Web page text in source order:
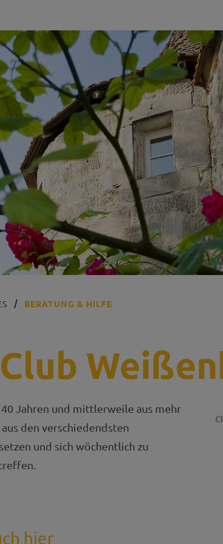
BERATUNG & HILFE
Jahren und mittlerweile aus mehr
den verschiedendsten
und sich wöchentlich zu
hier